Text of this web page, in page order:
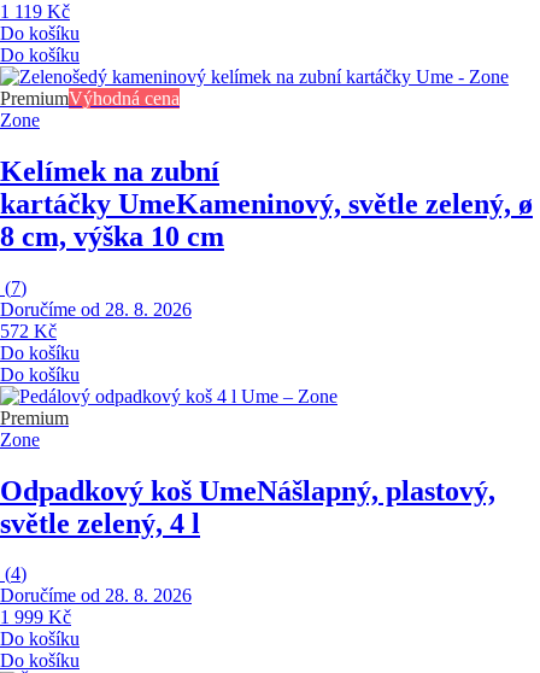
1 119 Kč
Do košíku
Do košíku
PremiumVýhodná cena
Zone
Kelímek na zubní
kartáčky UmeKameninový, světle zelený, ø
8 cm, výška 10 cm
(7)
Doručíme od 28. 8. 2026
572 Kč
Do košíku
Do košíku
Premium
Zone
Odpadkový koš UmeNášlapný, plastový,
světle zelený, 4 l
(4)
Doručíme od 28. 8. 2026
1 999 Kč
Do košíku
Do košíku